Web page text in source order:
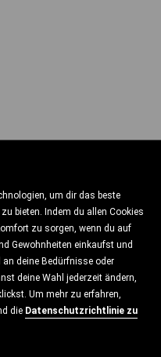
um dir das beste
bieten. Indem du allen Cookies
zu sorgen, wenn du auf
Gewohnheiten einkaufst und
deine Bedürfnisse oder
deine Wahl jederzeit ändern,
Um mehr zu erfahren,
die Datenschutzrichtlinie zu